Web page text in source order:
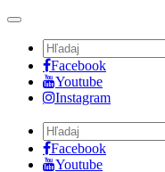
Toggle
navigation
Facebook
Youtube
Instagram
Facebook
Youtube